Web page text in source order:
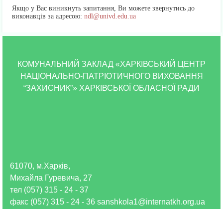
Якщо у Вас виникнуть запитання, Ви можете звернутись до
виконавців за адресою: ndl@univd.edu.ua
КОМУНАЛЬНИЙ ЗАКЛАД «ХАРКІВСЬКИЙ ЦЕНТР
НАЦІОНАЛЬНО-ПАТРІОТИЧНОГО ВИХОВАННЯ
“ЗАХИСНИК”» ХАРКІВСЬКОЇ ОБЛАСНОЇ РАДИ
61070, м.Харків,
Михайла Гуревича, 27
тел (057) 315 - 24 - 37
факс (057) 315 - 24 - 36 sanshkola1@internatkh.org.ua